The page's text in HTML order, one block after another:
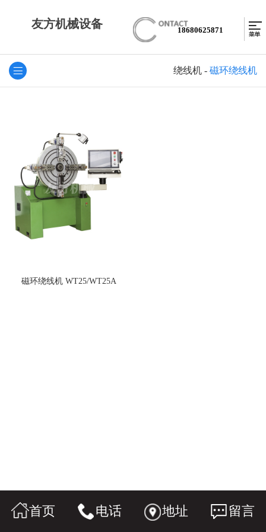
友方机械设备
18680625871
绕线机 - 磁环绕线机
磁环绕线机 WT25/WT25A
首页 电话 地址 留言